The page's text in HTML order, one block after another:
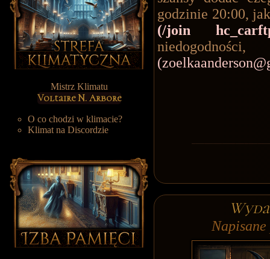
Mistrz Klimatu
Voltaire N. Arbore
O co chodzi w klimacie?
Klimat na Discordzie
godzinie 20:00,
(/join
(